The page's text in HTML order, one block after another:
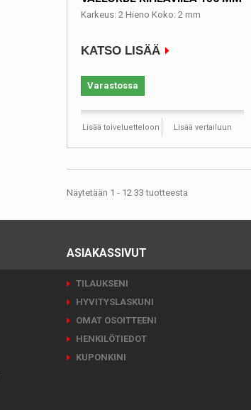
Karkeus: 2 Hieno Koko: 2 mm
KATSO LISÄÄ
Varastossa
Lisää toiveluetteloon Lisää vertailuun
Näytetään 1 - 12 33 tuotteesta
ASIAKASSIVUT
TILAUKSENI
HYVITYSLASKUNI
OMAT OSOITTEENI
HENKILÖTIEDOT
KUPONKINI